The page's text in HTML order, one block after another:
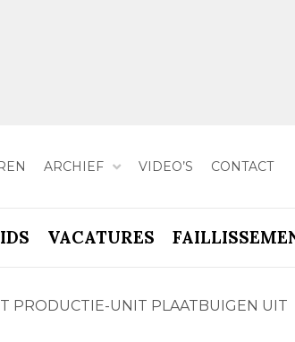
ARCHIEF VIDEO’S CONTACT
VACATURES
PRODUCTIE-UNIT PLAATBUIGEN UIT